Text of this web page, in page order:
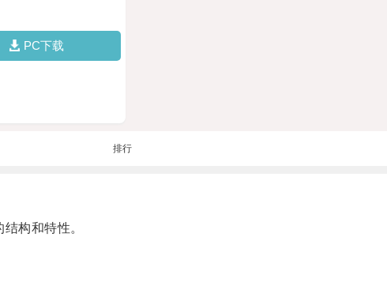
PC下载
排行
构和特性。